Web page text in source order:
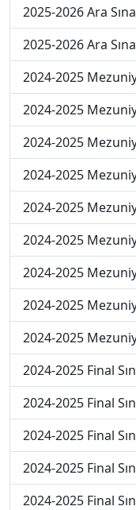
2025-2026 Ara
2025-2026 Ara
2024-2025
2024-2025
2024-2025
2024-2025
2024-2025
2024-2025
2024-2025
2024-2025
2024-2025
2024-2025 Final
2024-2025 Final
2024-2025 Final
2024-2025 Final
2024-2025 Final